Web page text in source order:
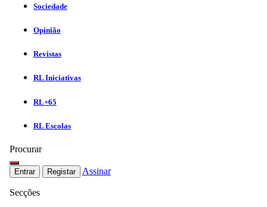
Sociedade
Opinião
Revistas
RL Iniciativas
RL+65
RL Escolas
Procurar
Entrar Registar Assinar
Secções